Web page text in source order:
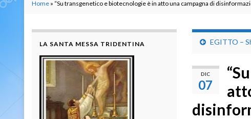
Home » “Su transgenetico e biotecnologie è in atto una campagna di
EGITTO –
DIC
07
LA SANTA MESSA TRIDENTINA